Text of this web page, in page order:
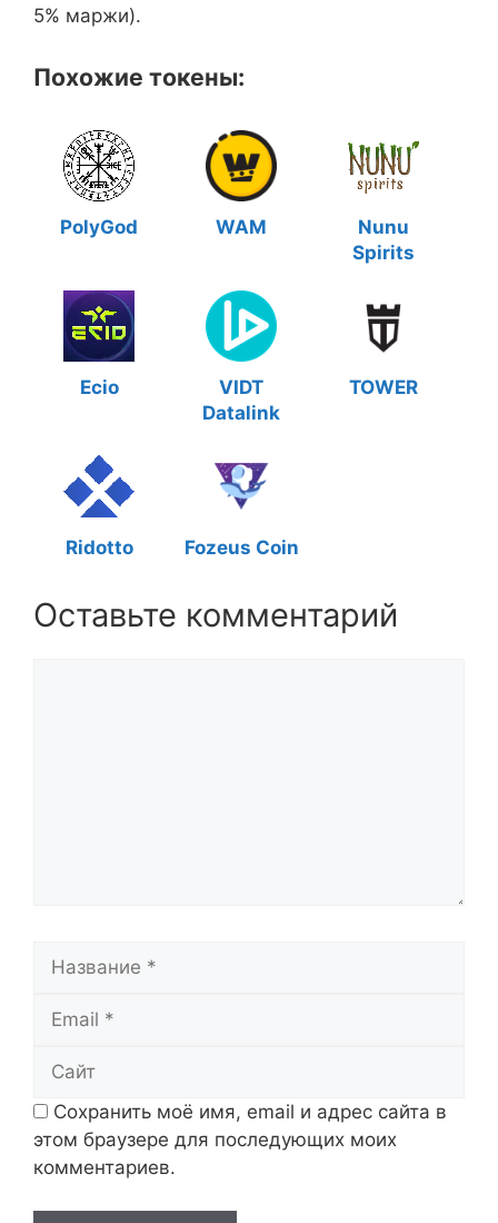
5% маржи).
Похожие токены:
PolyGod WAM
Nunu
Spirits
Ecio
VIDT
Datalink
TOWER
Ridotto Fozeus Coin
Оставьте комментарий
Название
Email
Сайт
Сохранить моё имя, email и адрес сайта в
этом браузере для последующих моих
комментариев.